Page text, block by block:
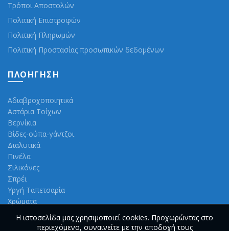
Τρόποι Αποστολών
Πολιτική Επιστροφών
Πολιτική Πληρωμών
Πολιτική Προστασίας προσωπικών δεδομένων
ΠΛΟΉΓΗΣΗ
Αδιαβροχοποιητικά
Αστάρια Τοίχων
Βερνίκια
Βίδες-ούπα-γάντζοι
Διαλυτικά
Πινέλα
Σιλικόνες
Σπρέι
Υργή Ταπετσαρία
Χρώματα
Η ιστοσελίδα μας χρησιμοποιεί cookies. Προχωρώντας στο
περιεχόμενο, συναινείτε με την αποδοχή τους